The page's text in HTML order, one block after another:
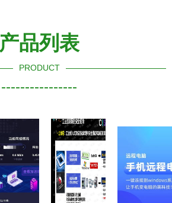
产品列表
PRODUCT
----------------